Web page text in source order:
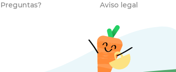
Preguntas?
Aviso legal